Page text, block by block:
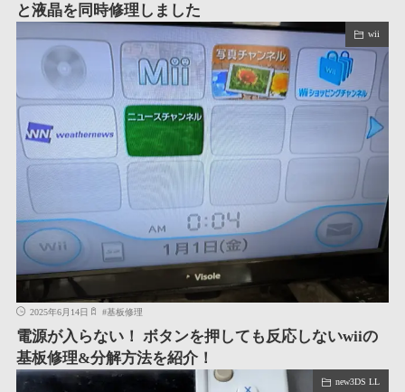
と液晶を同時修理しました
wii
2025年6月14日 #基板修理
電源が入らない！ ボタンを押しても反応しないwiiの
基板修理&分解方法を紹介！
new3DS LL